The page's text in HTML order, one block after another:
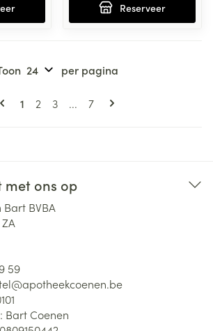
Reserveer
Pagina's
U lees momenteel pagina
1 Pagina
2 Pagina
3 ... Pagina
7
per pagina
met ons op
BVBA
59
apotheekcoenen.be
Bart Coenen